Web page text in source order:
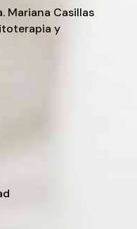
Mariana Casillas
y